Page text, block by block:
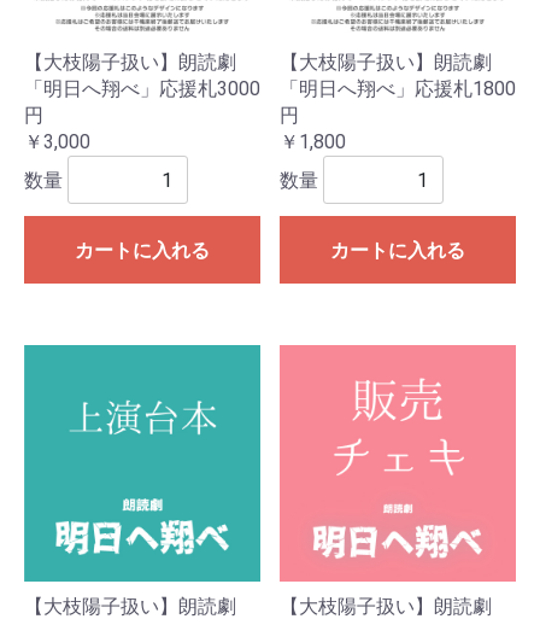
【大枝陽子扱い】朗読劇
「明日へ翔べ」応援札3000
円
￥3,000
数量
カートに入れる
【大枝陽子扱い】朗読劇
「明日へ翔べ」応援札1800
円
￥1,800
数量
カートに入れる
【大枝陽子扱い】朗読劇
【大枝陽子扱い】朗読劇